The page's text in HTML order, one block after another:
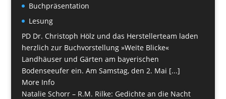
Buchpräsentation
Lesung
PD Dr. Christoph Hölz und das Herstellerteam laden
herzlich zur Buchvorstellung »Weite Blicke«
Landhäuser und Gärten am bayerischen
Bodenseeufer ein. Am Samstag, den 2. Mai [...]
More Info
Natalie Schorr – R.M. Rilke: Gedichte an die Nacht